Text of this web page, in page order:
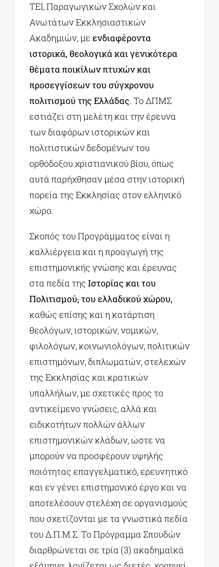
ΤΕΙ, Παραγωγικών Σχολών και
Ανωτάτων Εκκλησιαστικών
Ακαδημιών, με ενδιαφέροντα
ιστορικά, θεολογικά και γενικότερα
θέματα ποικίλων πτυχών και
προσεγγίσεων του σύγχρονου
πολιτισμού της Ελλάδας. Το ΔΠΜΣ
εστιάζει στη μελέτη και την έρευνα
των διαφόρων ιστορικών και
πολιτιστικών δεδομένων του
ορθόδοξου χριστιανικού βίου, όπως
αυτά παρήχθησαν μέσα στην ιστορική
πορεία της Εκκλησίας στον ελληνικό
χώρο.
Σκοπός του Προγράμματος είναι η
καλλιέργεια και η προαγωγή της
επιστημονικής γνώσης και έρευνας
στα πεδία της Ιστορίας και του
Πολιτισμού,του ελλαδικού χώρου,
καθώς επίσης και η κατάρτιση
θεολόγων, ιστορικών, νομικών,
φιλολόγων, κοινωνιολόγων, πολιτικών
επιστημόνων, διπλωματών, στελεχών
της Εκκλησίας και κρατικών
υπαλλήλων, με σχετικές προς το
αντικείμενο γνώσεις, αλλά και
ειδικοτήτων πολλών άλλων
επιστημονικών κλάδων, ώστε να
μπορούν να προσφέρουν υψηλής
ποιότητας επαγγελματικό, ερευνητικό
και εν γένει επιστημονικό έργο και να
αποτελέσουν στελέχη σε οργανισμούς
που σχετίζονται με τα γνωστικά πεδία
του Δ.Π.Μ.Σ. Το Πρόγραμμα Σπουδών
διαρθρώνεται σε τρία (3) ακαδημαϊκά